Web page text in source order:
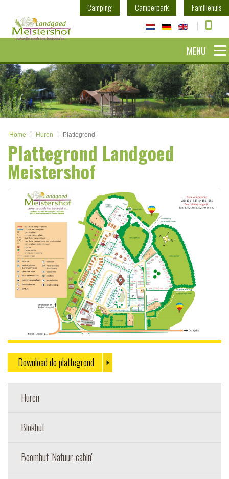
Camping Camperpark Familiehuis
MENU
Home Huren Plattegrond
Plattegrond Landgoed
Meistershof
Download de plattegrond
Huren
Blokhut
Boomhut 'Natuur-cabin'